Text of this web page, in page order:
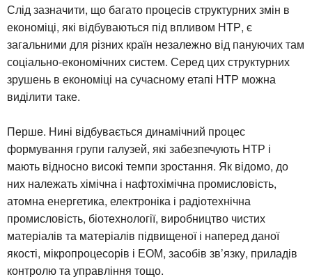
Слід зазначити, що багато процесів структурних змін в
економіці, які відбуваються під впливом НТР, є
загальними для різних країн незалежно від пануючих там
соціально-економічних систем. Серед цих структурних
зрушень в економіці на сучасному етапі НТР можна
виділити таке.
Перше. Нині відбувається динамічний процес
формування групи галузей, які забезпечують НТР і
мають відносно високі темпи зростання. Як відомо, до
них належать хімічна і нафтохімічна промисловість,
атомна енергетика, електроніка і радіотехнічна
промисловість, біотехнології, виробництво чистих
матеріалів та матеріалів підвищеної і наперед даної
якості, мікропроцесорів і ЕОМ, засобів зв’язку, приладів
контролю та управління тощо.